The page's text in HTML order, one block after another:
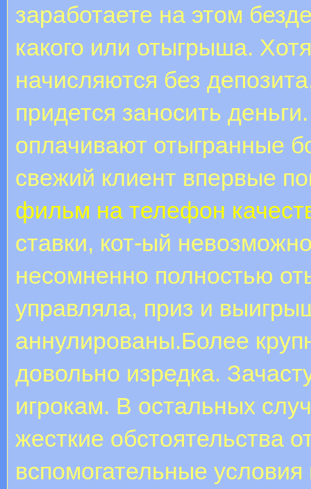
заработаете на этом
какого или отыгрыша.
начисляются без
придется заносить
оплачивают отыгранные
свежий клиент впервые
фильм на телефон
ставки, кот-ый
несомненно полностью
управляла, приз и
аннулированы.Более
довольно изредка.
игрокам. В остальных
жесткие обстоятельства
вспомогательные